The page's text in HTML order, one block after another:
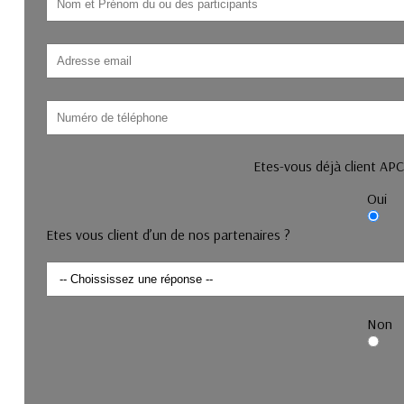
Etes-vous déjà client
Oui
Etes vous client d’un de nos partenaires ?
Non